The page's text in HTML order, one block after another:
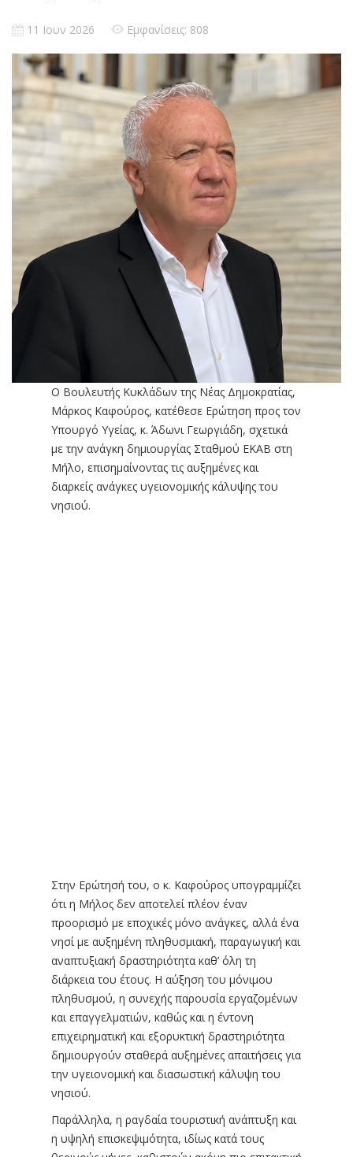
11 Ιουν 2026 Εμφανίσεις: 808
Ο Βουλευτής Κυκλάδων της Νέας Δημοκρατίας,
Μάρκος Καφούρος, κατέθεσε Ερώτηση προς τον
Υπουργό Υγείας, κ. Άδωνι Γεωργιάδη, σχετικά
με την ανάγκη δημιουργίας Σταθμού ΕΚΑΒ στη
Μήλο, επισημαίνοντας τις αυξημένες και
διαρκείς ανάγκες υγειονομικής κάλυψης του
νησιού.
Στην Ερώτησή του, ο κ. Καφούρος υπογραμμίζει
ότι η Μήλος δεν αποτελεί πλέον έναν
προορισμό με εποχικές μόνο ανάγκες, αλλά ένα
νησί με αυξημένη πληθυσμιακή, παραγωγική και
αναπτυξιακή δραστηριότητα καθ’ όλη τη
διάρκεια του έτους. Η αύξηση του μόνιμου
πληθυσμού, η συνεχής παρουσία εργαζομένων
και επαγγελματιών, καθώς και η έντονη
επιχειρηματική και εξορυκτική δραστηριότητα
δημιουργούν σταθερά αυξημένες απαιτήσεις για
την υγειονομική και διασωστική κάλυψη του
νησιού.
Παράλληλα, η ραγδαία τουριστική ανάπτυξη και
η υψηλή επισκεψιμότητα, ιδίως κατά τους